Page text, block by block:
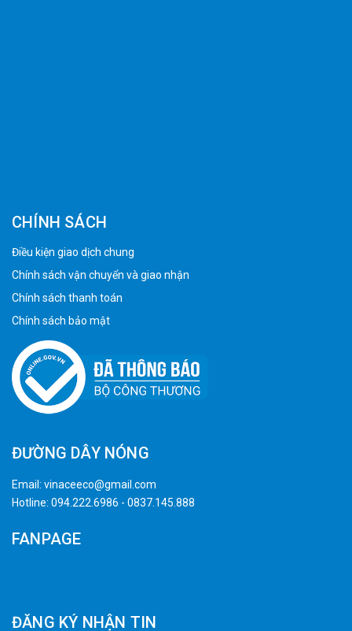
CHÍNH SÁCH
Điều kiện giao dịch chung
Chính sách vận chuyển và giao nhận
Chính sách thanh toán
Chính sách bảo mật
ĐƯỜNG DÂY NÓNG
Email: vinaceeco@gmail.com
Hotline: 094.222.6986 - 0837.145.888
FANPAGE
ĐĂNG KÝ NHẬN TIN